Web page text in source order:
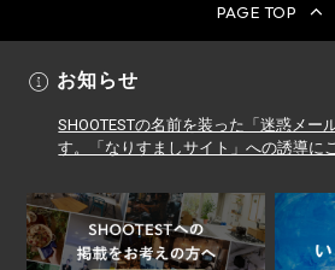
PAGE TOP
お知らせ
SHOOTESTの名前を装った「迷惑メー
す。「なりすましサイト」への誘導に